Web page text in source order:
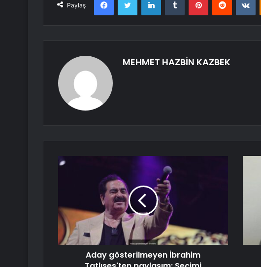
Paylaş
MEHMET HAZBİN KAZBEK
Aday gösterilmeyen İbrahim